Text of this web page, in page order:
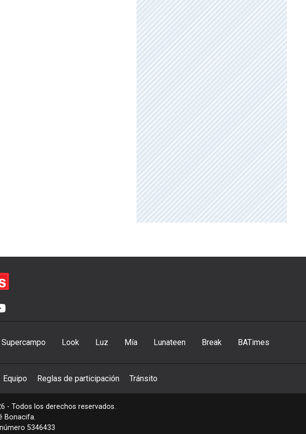
Supercampo Look Luz Mía Lunateen Break BATimes
Equipo Reglas de participación Tránsito
- Todos los derechos reservados.
Bonacifa.
5346433